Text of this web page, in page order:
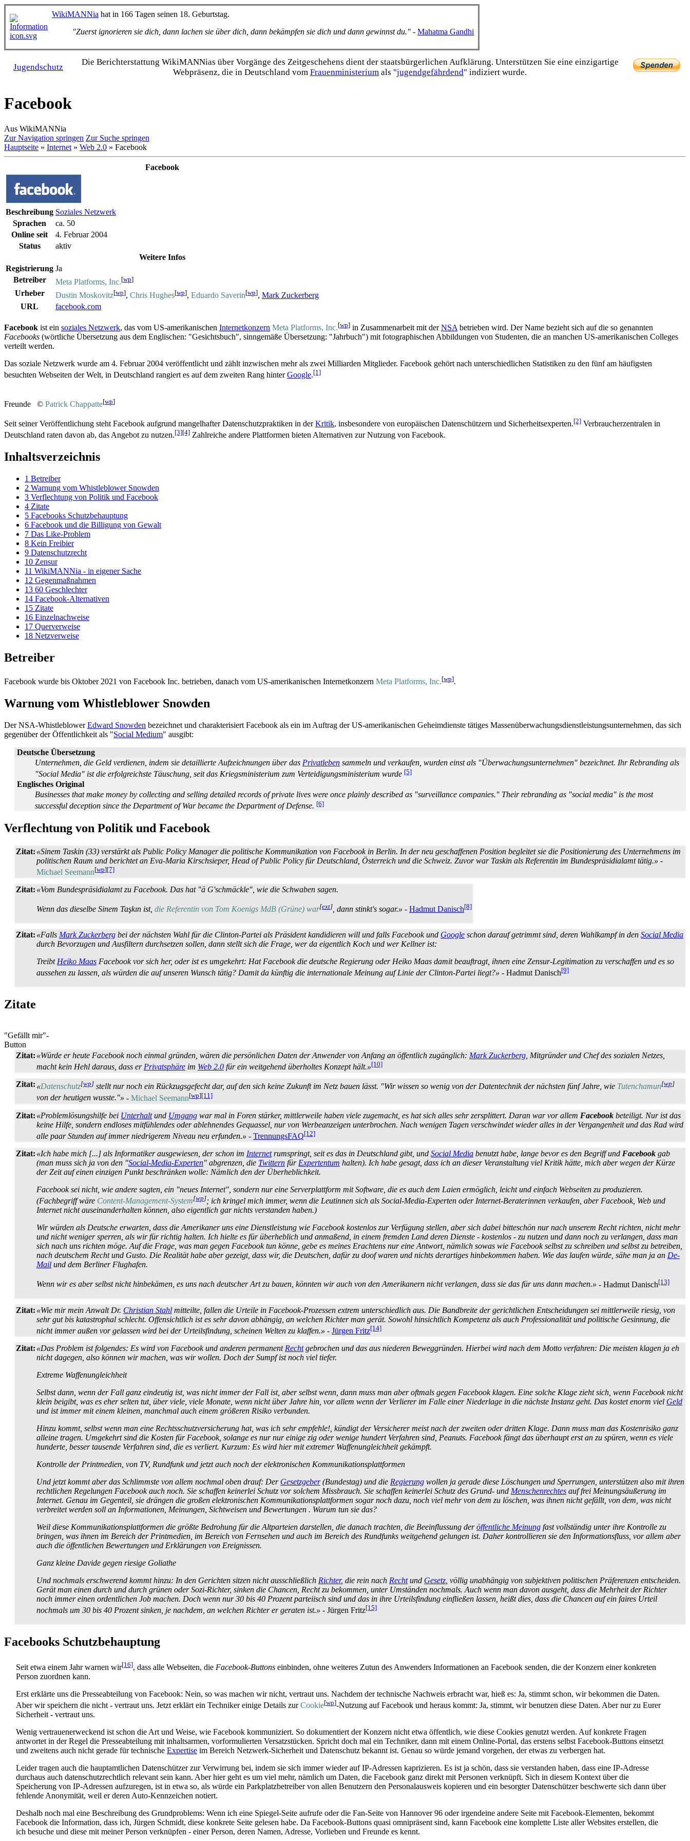
WikiMANNia hat in 166 Tagen seinen 18. Geburtstag.
"Zuerst ignorieren sie dich, dann lachen sie über dich, dann bekämpfen sie dich und dann gewinnst du." - Mahatma Gandhi
Jugendschutz
Die Bericht­erstattung WikiMANNias über Vorgänge des Zeitgeschehens dient der staats­bürgerlichen Aufklärung. Unterstützen Sie eine einzig­artige
Webpräsenz, die in Deutschland vom Frauen­ministerium als "jugend­gefährdend" indiziert wurde.
Facebook
Aus WikiMANNia
Zur Navigation springen Zur Suche springen
Hauptseite » Internet » Web 2.0 » Facebook
Facebook
Beschreibung Soziales Netzwerk
Sprachen
ca. 50
Online seit
4. Februar 2004
Status
aktiv
Weitere Infos
Registrierung Ja
Betreiber
Meta Platforms, Inc.[wp]
Urheber Dustin Moskovitz[wp], Chris Hughes[wp], Eduardo Saverin[wp], Mark Zuckerberg
URL
facebook.com
Facebook ist ein soziales Netzwerk, das vom US-amerikanischen Internetkonzern Meta Platforms, Inc.[wp] in Zusammen­arbeit mit derNSA betrieben wird. Der Name bezieht sich auf die so genannten
Facebooks (wörtliche Übersetzung aus dem Englischen: "Gesichtsbuch", sinngemäße Übersetzung: "Jahrbuch") mit fotographischen Abbildungen von Studenten, die an manchen US-amerika­nischen Colleges
verteilt werden.
Das soziale Netzwerk wurde am 4. Februar 2004 veröffentlicht und zählt inzwischen mehr als zwei Milliarden Mitglieder. Facebook gehört nach unter­schiedlichen Statistiken zu den fünf am häufigsten
besuchten Webseiten der Welt, in Deutschland rangiert es auf dem zweiten Rang hinterGoogle.[1]
Freunde © Patrick Chappatte[wp]
Seit seiner Veröffentlichung steht Facebook aufgrund mangelhafter Daten­schutz­praktiken in derKritik, insbesondere von europäischen Daten­schützern und Sicher­heits­experten.[2] Verbraucher­zentralen in
Deutschland raten davon ab, das Angebot zu nutzen.[3][4] Zahlreiche andere Plattformen bieten Alternativen zur Nutzung von Facebook.
Inhaltsverzeichnis
1 Betreiber
2 Warnung vom Whistleblower Snowden
3 Verflechtung von Politik und Facebook
4 Zitate
5 Facebooks Schutzbehauptung
6 Facebook und die Billigung von Gewalt
7 Das Like-Problem
8 Kein Freibier
9 Datenschutzrecht
10 Zensur
11 WikiMANNia - in eigener Sache
12 Gegenmaßnahmen
13 60 Geschlechter
14 Facebook-Alternativen
15 Zitate
16 Einzelnachweise
17 Querverweise
18 Netzverweise
Betreiber
Facebook wurde bis Oktober 2021 von Facebook Inc. betrieben, danach vom US-amerikanischen Internetkonzern Meta Platforms, Inc.[wp].
Warnung vom Whistleblower Snowden
Der NSA-WhistleblowerEdward Snowden bezeichnet und charakterisiert Facebook als ein im Auftrag der US-amerikanischen Geheimdienste tätiges Massen­überwachungs­dienst­leistungs­unternehmen, das sich
gegenüber der Öffentlichkeit als "Social Medium" ausgibt:
Deutsche Übersetzung
Unternehmen, die Geld verdienen, indem sie detaillierte Aufzeichnungen über das Privatleben sammeln und verkaufen, wurden einst als "Über­wachungs­unter­nehmen" bezeichnet. Ihr Rebranding als
"Social Media" ist die erfolgreichste Täuschung, seit das Kriegs­ministerium zum Verteidigungs­ministerium wurde [5]
Englisches Original
Businesses that make money by collecting and selling detailed records of private lives were once plainly described as "surveillance companies." Their rebranding as "social media" is the most
successful deception since the Department of War became the Department of Defense. [6]
Verflechtung von Politik und Facebook
Zitat: «Sinem Taskin (33) verstärkt als Public Policy Manager die politische Kommunikation von Facebook in Berlin. In der neu geschaffenen Position begleitet sie die Positionierung des Unternehmens im
politischen Raum und berichtet an Eva-Maria Kirschsieper, Head of Public Policy für Deutschland, Österreich und die Schweiz. Zuvor war Taskin als Referentin im Bundespräsidialamt tätig.» -
Michael Seemann[wp][7]
Zitat: «Vom Bundespräsidialamt zu Facebook. Das hat "ä G'schmäckle", wie die Schwaben sagen.
Wenn das dieselbe Sinem Taşkın ist, die Referentin von Tom Koenigs MdB (Grüne) war[ext], dann stinkt's sogar.» - Hadmut Danisch[8]
Zitat: «Falls Mark Zuckerberg bei der nächsten Wahl für die Clinton-Partei als Präsident kandidieren will und falls Facebook und Google schon darauf getrimmt sind, deren Wahlkampf in den Social Media
durch Bevorzugen und Ausfiltern durchsetzen sollen, dann stellt sich die Frage, wer da eigentlich Koch und wer Kellner ist:
Treibt Heiko Maas Facebook vor sich her, oder ist es umgekehrt: Hat Facebook die deutsche Regierung oder Heiko Maas damit beauftragt, ihnen eine Zensur-Legitimation zu verschaffen und es so
aussehen zu lassen, als würden die auf unseren Wunsch tätig? Damit da künftig die internationale Meinung auf Linie der Clinton-Partei liegt?» - Hadmut Danisch[9]
Zitate
"Gefällt mir"-
Button
Zitat: «Würde er heute Facebook noch einmal gründen, wären die persönlichen Daten der Anwender von Anfang an öffentlich zugänglich: Mark Zuckerberg , Mitgründer und Chef des sozialen Netzes,
macht kein Hehl daraus, dass er Privatsphäre im Web 2.0 für ein weitgehend überholtes Konzept hält.»[10]
Zitat: «Datenschutz[wp] stellt nur noch ein Rückzugs­gefecht dar, auf den sich keine Zukunft im Netz bauen lässt. "Wir wissen so wenig von der Daten­technik der nächsten fünf Jahre, wie Tutenchamun[wp]
von der heutigen wusste."» - Michael Seemann[wp][11]
Zitat: «Problemlösungshilfe bei Unterhaltund Umgang war mal in Foren stärker, mittlerweile haben viele zugemacht, es hat sich alles sehr zersplittert. Daran war vor allem Facebook beteiligt. Nur ist das
keine Hilfe, sondern endloses mitfühlendes oder ablehnendes Gequassel, nur von Werbe­anzeigen unterbrochen. Nach wenigen Tagen verschwindet wieder alles in der Vergangenheit und das Rad wird
alle paar Stunden auf immer niedrigerem Niveau neu erfunden.» - TrennungsFAQ[12]
Zitat: «Ich habe mich [...] als Informatiker ausgewiesen, der schon im Internetrumspringt, seit es das in Deutschland gibt, und Social Media benutzt habe, lange bevor es den Begriff und Facebook gab
(man muss sich ja von den "Social-Media-Experten" abgrenzen, die Twittern für Expertentum halten). Ich habe gesagt, dass ich an dieser Veranstaltung viel Kritik hätte, mich aber wegen der Kürze
der Zeit auf einen einzigen Punkt beschränken wolle: Nämlich den der Überheblichkeit.
Facebook sei nicht, wie andere sagten, ein "neues Internet", sondern nur eine Server­plattform mit Software, die es auch dem Laien ermöglich, leicht und einfach Webseiten zu produzieren.
(Fachbegriff wäre Content-Management-System[wp]; ich kringel mich immer, wenn die Leutinnen sich als Social-Media-Experten oder Internet-Beraterinnen verkaufen, aber Facebook, Web und
Internet nicht aus­ein­ander­halten können, also eigentlich gar nichts verstanden haben.)
Wir würden als Deutsche erwarten, dass die Amerikaner uns eine Dienstleistung wie Facebook kostenlos zur Verfügung stellen, aber sich dabei bitteschön nur nach unserem Recht richten, nicht mehr
und nicht weniger sperren, als wir für richtig halten. Ich hielte es für überheblich und anmaßend, in einem fremden Land deren Dienste - kostenlos - zu nutzen und dann noch zu verlangen, dass man
sich nach uns richten möge. Auf die Frage, was man gegen Facebook tun könne, gebe es meines Erachtens nur eine Antwort, nämlich sowas wie Facebook selbst zu schreiben und selbst zu betreiben,
nach deutschem Recht und Gusto. Die Realität habe aber gezeigt, dass wir, die Deutschen, dafür zu doof waren und nichts derartiges hinbekommen haben. Wie das laufen würde, sähe man ja an De-
Mail und dem Berliner Flughafen.
Wenn wir es aber selbst nicht hinbekämen, es uns nach deutscher Art zu bauen, könnten wir auch von den Amerikanern nicht verlangen, dass sie das für uns dann machen.» - Hadmut Danisch[13]
Zitat: «Wie mir mein Anwalt Dr. Christian Stahl mitteilte, fallen die Urteile in Facebook-Prozessen extrem unterschiedlich aus. Die Bandbreite der gerichtlichen Entscheidungen sei mittlerweile riesig, von
sehr gut bis katastrophal schlecht. Offensichtlich ist es sehr davon abhängig, an welchen Richter man gerät. Sowohl hinsichtlich Kompetenz als auch Professionalität und politische Gesinnung, die
nicht immer außen vor gelassen wird bei der Urteils­findung, scheinen Welten zu klaffen.» - Jürgen Fritz[14]
Zitat: «Das Problem ist folgendes: Es wird von Facebook und anderen permanent Rechtgebrochen und das aus niederen Beweg­gründen. Hierbei wird nach dem Motto verfahren: Die meisten klagen ja eh
nicht dagegen, also können wir machen, was wir wollen. Doch der Sumpf ist noch viel tiefer.
Extreme Waffenungleichheit
Selbst dann, wenn der Fall ganz eindeutig ist, was nicht immer der Fall ist, aber selbst wenn, dann muss man aber oftmals gegen Facebook klagen. Eine solche Klage zieht sich, wenn Facebook nicht
klein beigibt, was es eher selten tut, über viele, viele Monate, wenn nicht über Jahre hin, vor allem wenn der Verlierer im Falle einer Niederlage in die nächste Instanz geht. Das kostet enorm viel Geld
und ist immer mit einem kleinen, manchmal auch einem größeren Risiko verbunden.
Hinzu kommt, selbst wenn man eine Rechts­schutz­versicherung hat, was ich sehr empfehle!, kündigt der Versicherer meist nach der zweiten oder dritten Klage. Dann muss man das Kosten­risiko ganz
alleine tragen. Umgekehrt sind die Kosten für Facebook, solange es nur nur einige zig oder wenige hundert Verfahren sind, Peanuts. Facebook fängt das überhaupt erst an zu spüren, wenn es viele
hunderte, besser tausende Verfahren sind, die es verliert. Kurzum: Es wird hier mit extremer Waffen­ungleichheit gekämpft.
Kontrolle der Printmedien, von TV, Rundfunk und jetzt auch noch der elektronischen Kommunikationsplattformen
Und jetzt kommt aber das Schlimmste von allem nochmal oben drauf: Der Gesetzgeber(Bundestag) und die Regierung wollen ja gerade diese Löschungen und Sperrungen, unterstützen also mit ihren
rechtlichen Regelungen Facebook auch noch. Sie schaffen keinerlei Schutz vor solchem Missbrauch. Sie schaffen keinerlei Schutz des Grund- und Menschenrechtes auf frei Meinungs­äußerung im
Internet. Genau im Gegenteil, sie drängen die großen elektronischen Kommunikations­plattformen sogar noch dazu, noch viel mehr von dem zu löschen, was ihnen nicht gefällt, von dem, was nicht
verbreitet werden soll an Informationen, Meinungen, Sichtweisen und Bewertungen . Warum tun sie das?
Weil diese Kommunikationsplattformen die größte Bedrohung für die Altparteien darstellen, die danach trachten, die Beeinflussung deröffentliche Meinung fast vollständig unter ihre Kontrolle zu
bringen, was ihnen im Bereich der Printmedien, im Bereich von Fernsehen und auch im Bereich des Rundfunks weitgehend gelungen ist. Daher kontrollieren sie den Informations­fluss, vor allem aber
auch die öffentlichen Bewertungen und Erklärungen von Ereignissen.
Ganz kleine Davide gegen riesige Goliathe
Und nochmals erschwerend kommt hinzu: In den Gerichten sitzen nicht ausschließlich Richter, die rein nach Rechtund Gesetz , völlig unabhängig von subjektiven politischen Präferenzen entscheiden.
Gerät man einen durch und durch grünen oder Sozi-Richter, sinken die Chancen, Recht zu bekommen, unter Umständen nochmals. Auch wenn man davon ausgeht, dass die Mehrheit der Richter
noch immer einen ordentlichen Job machen. Doch wenn nur 30 bis 40 Prozent parteiisch sind und das in ihre Urteils­findung einfließen lassen, heißt dies, dass die Chancen auf ein faires Urteil
nochmals um 30 bis 40 Prozent sinken, je nachdem, an welchen Richter er geraten ist.» - Jürgen Fritz[15]
Facebooks Schutzbehauptung
Seit etwa einem Jahr warnen wir[16], dass alle Webseiten, die Facebook-Buttons einbinden, ohne weiteres Zutun des Anwenders Informationen an Facebook senden, die der Konzern einer konkreten
Person zuordnen kann.
Erst erklärte uns die Presse­abteilung von Facebook: Nein, so was machen wir nicht, vertraut uns. Nachdem der technische Nachweis erbracht war, hieß es: Ja, stimmt schon, wir bekommen die Daten.
Aber wir speichern die nicht - vertraut uns. Jetzt erklärt ein Techniker einige Details zurCookie[wp]-Nutzung auf Facebook und heraus kommt: Ja, stimmt, wir benutzen diese Daten. Aber nur zu Eurer
Sicherheit - vertraut uns.
Wenig vertrauenerweckend ist schon die Art und Weise, wie Facebook kommuniziert. So dokumentiert der Konzern nicht etwa öffentlich, wie diese Cookies genutzt werden. Auf konkrete Fragen
antwortet in der Regel die Presseabteilung mit inhaltsarmen, vor­formulierten Versatz­stücken. Spricht doch mal ein Techniker, dann mit einem Online-Portal, das erstens selbst Facebook-Buttons einsetzt
und zweitens auch nicht gerade für technische Expertise im Bereich Netzwerk-Sicherheit und Datenschutz bekannt ist. Genau so würde jemand vorgehen, der etwas zu verbergen hat.
Leider tragen auch die hauptamtlichen Datenschützer zur Verwirrung bei, indem sie sich immer wieder auf IP-Adressen kaprizieren. Es ist ja schön, dass sie verstanden haben, dass eine IP-Adresse
durchaus auch daten­schutz­rechtlich relevant sein kann. Aber hier geht es um viel mehr, nämlich um Daten, die Facebook ganz direkt mit Personen verknüpft. Sich in diesem Kontext über die
Speicherung von IP-Adressen aufzuregen, ist in etwa so, als würde ein Parkplatz­betreiber von allen Benutzern den Personalausweis kopieren und ein besorgter Datenschützer beschwerte sich dann über
fehlende Anonymität, weil er deren Auto-Kennzeichen notiert.
Deshalb noch mal eine Beschreibung des Grundproblems: Wenn ich eine Spiegel-Seite aufrufe oder die Fan-Seite von Hannover 96 oder irgendeine andere Seite mit Facebook-Elementen, bekommt
Facebook die Information, dass ich, Jürgen Schmidt, diese konkrete Seite gelesen habe. Da Facebook-Buttons quasi omnipräsent sind, kann Facebook eine komplette Liste aller Websites erstellen, die
ich besuche und diese mit meiner Person verknüpfen - einer Person, deren Namen, Adresse, Vorlieben und Freunde es kennt.